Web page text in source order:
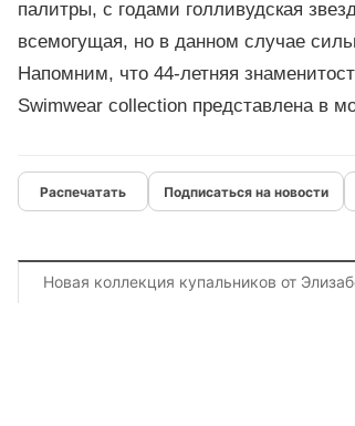
палитры, с годами голливудская
всемогущая, но в данном случае
Напомним, что 44-летняя
Swimwear collection представлена в
Подписаться на новости
Новая коллекция купальников от